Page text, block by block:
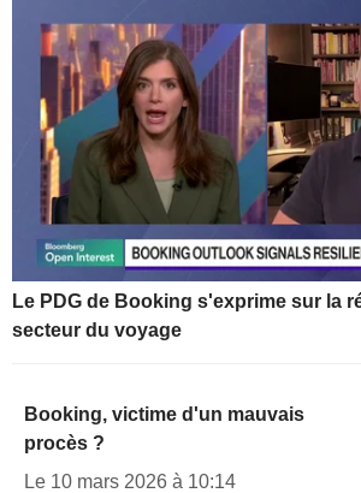
Le PDG de Booking s'exprime sur la
secteur du voyage
Booking, victime d'un mauvais
procès ?
Le 10 mars 2026 à 10:14